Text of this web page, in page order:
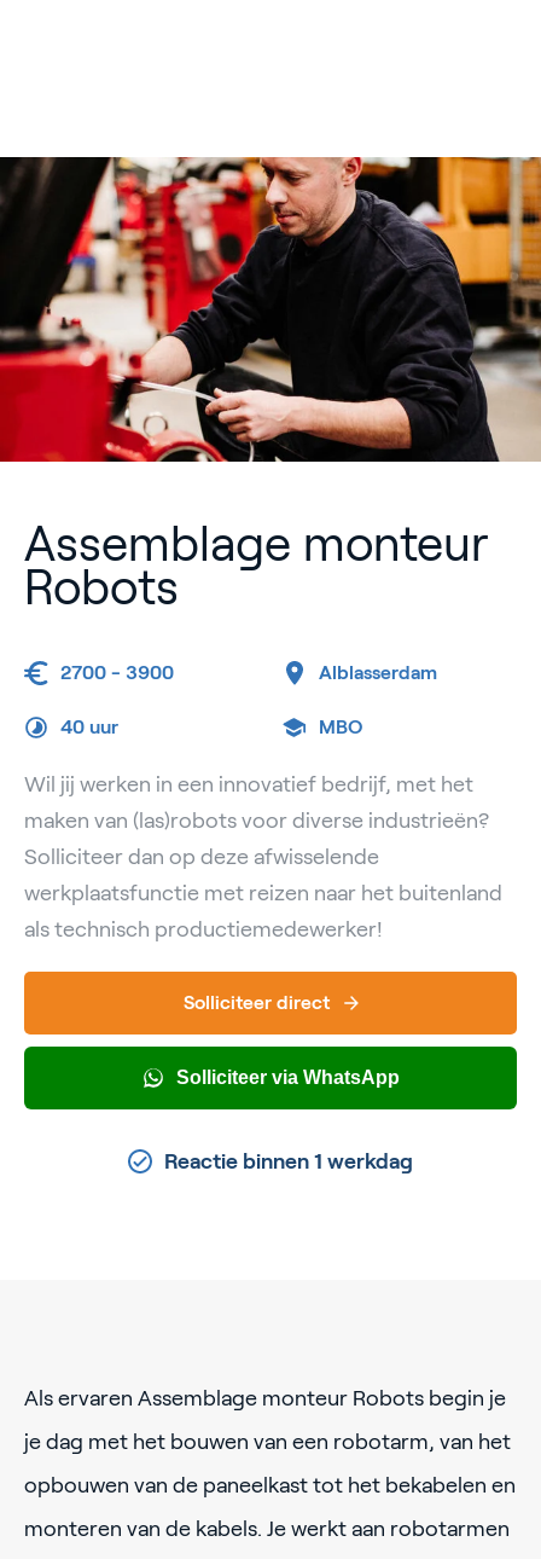
Assemblage monteur
Robots
2700 - 3900 Alblasserdam
40 uur MBO
Wil jij werken in een innovatief bedrijf, met het
maken van (las)robots voor diverse industrieën?
Solliciteer dan op deze afwisselende
werkplaatsfunctie met reizen naar het buitenland
als technisch productiemedewerker!
Solliciteer direct
Solliciteer via WhatsApp
Reactie binnen 1 werkdag
Als ervaren Assemblage monteur Robots begin je
je dag met het bouwen van een robotarm, van het
opbouwen van de paneelkast tot het bekabelen en
monteren van de kabels. Je werkt aan robotarmen